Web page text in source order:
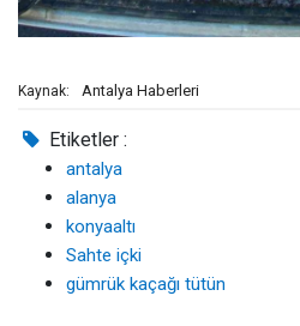
Kaynak: Antalya Haberleri
Etiketler :
antalya
alanya
konyaaltı
Sahte içki
gümrük kaçağı tütün